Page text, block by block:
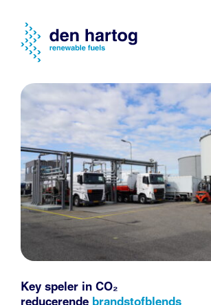
Key speler in CO₂
reducerende brandstofblends